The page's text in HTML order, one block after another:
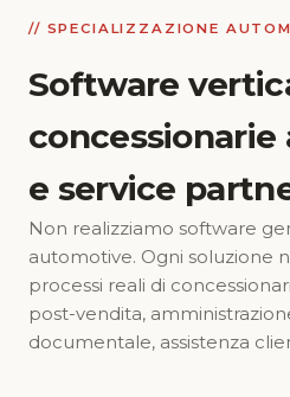
// SPECIALIZZAZIONE
Software
concessionarie
e service
Non realizziamo software
automotive. Ogni soluzione
processi reali di
post-vendita,
documentale, assistenza